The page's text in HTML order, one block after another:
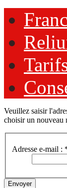
Veuillez saisir
choisir un nouveau
Adresse e-mail :
Envoyer